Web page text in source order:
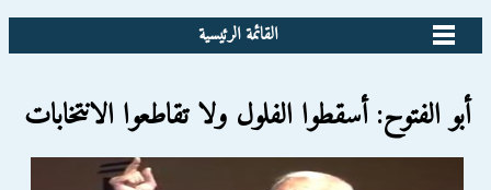
القائمة الرئيسية
أبو الفتوح: أسقطوا الفلول ولا تقاطعوا الانتخابات